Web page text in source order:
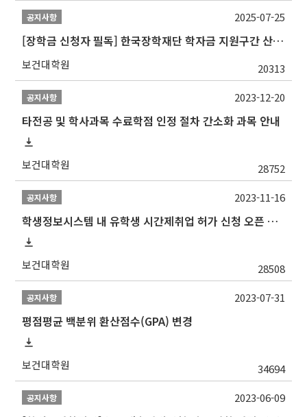
공지사항
[장학금 신청자 필독] 한국장학재단 학자금 지원구간 산정 권고
보건대학원 20313
2025-07-25
공지사항
타전공 및 학사과목 수료학점 인정 절차 간소화 과목 안내
보건대학원 28752
2023-12-20
공지사항
학생정보시스템 내 유학생 시간제취업 허가 신청 오픈 안내
보건대학원 28508
2023-11-16
공지사항
평점평균 백분위 환산점수(GPA) 변경
보건대학원 34694
2023-07-31
공지사항 2023-06-09